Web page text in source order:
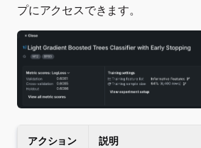
プにアクセスできます。
アクション 説明